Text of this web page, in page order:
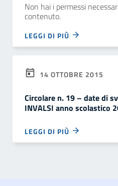
Non hai i permessi
contenuto.
LEGGI DI PIÙ
14 OTTOBRE 2015
Circolare n. 19 – date di
INVALSI anno scolastico
LEGGI DI PIÙ